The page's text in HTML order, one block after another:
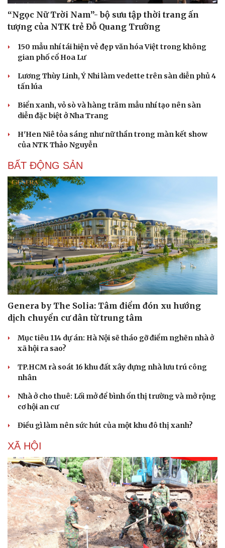
Văn hóa
Sân khấu - Điện ảnh
Văn học
Âm nhạc
Di sản
Giải trí
Nghệ sĩ
Thời trang
Sao Việt
“Ngọc Nữ Trời Nam”- bộ sưu tập thời trang ấn
tượng của NTK trẻ Đỗ Quang Trường
150 mẫu nhí tái hiện vẻ đẹp văn hóa Việt trong không
gian phố cổ Hoa Lư
Lương Thùy Linh, Ý Nhi làm vedette trên sàn diễn phủ 4
tấn lúa
Biển xanh, vỏ sò và hàng trăm mẫu nhí tạo nên sàn
diễn đặc biệt ở Nha Trang
H'Hen Niê tỏa sáng như nữ thần trong màn kết show
của NTK Thảo Nguyễn
BẤT ĐỘNG SẢN
Genera by The Solia: Tâm điểm đón xu hướng
dịch chuyển cư dân từ trung tâm
Mục tiêu 114 dự án: Hà Nội sẽ tháo gỡ điểm nghẽn nhà ở
xã hội ra sao?
TP.HCM rà soát 16 khu đất xây dựng nhà lưu trú công
nhân
Nhà ở cho thuê: Lối mở để bình ổn thị trường và mở rộng
cơ hội an cư
Điều gì làm nên sức hút của một khu đô thị xanh?
XÃ HỘI